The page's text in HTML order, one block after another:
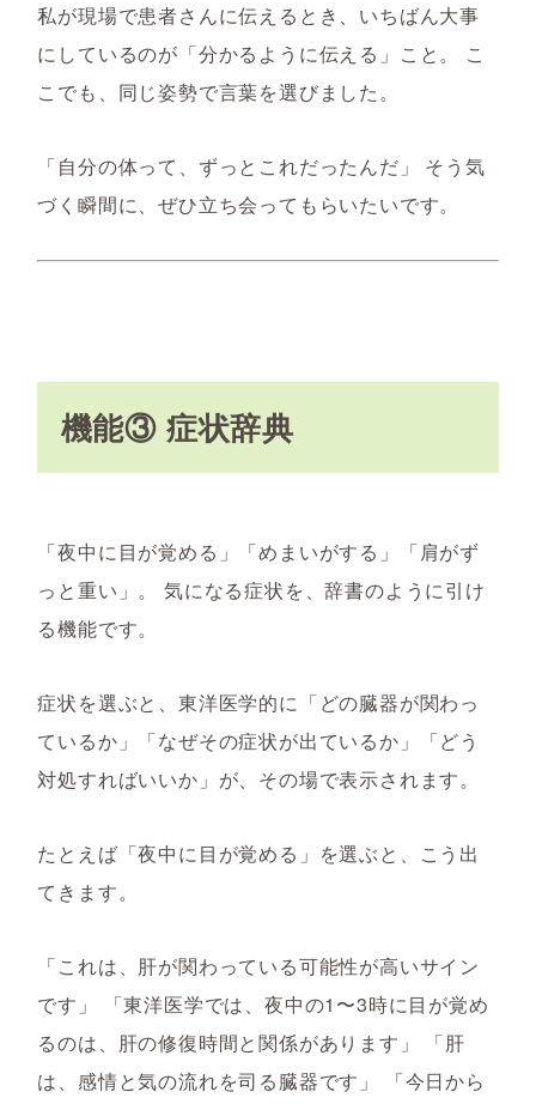
私が現場で患者さんに伝えるとき、いちばん大事
にしているのが「分かるように伝える」こと。 こ
こでも、同じ姿勢で言葉を選びました。
「自分の体って、ずっとこれだったんだ」 そう気
づく瞬間に、ぜひ立ち会ってもらいたいです。
機能③ 症状辞典
「夜中に目が覚める」「めまいがする」「肩がず
っと重い」。 気になる症状を、辞書のように引け
る機能です。
症状を選ぶと、東洋医学的に「どの臓器が関わっ
ているか」「なぜその症状が出ているか」「どう
対処すればいいか」が、その場で表示されます。
たとえば「夜中に目が覚める」を選ぶと、こう出
てきます。
「これは、肝が関わっている可能性が高いサイン
です」 「東洋医学では、夜中の1〜3時に目が覚め
るのは、肝の修復時間と関係があります」 「肝
は、感情と気の流れを司る臓器です」 「今日から